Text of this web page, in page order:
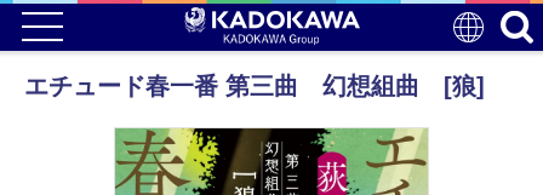
エチュード春一番 第三曲 幻想組曲 [狼]